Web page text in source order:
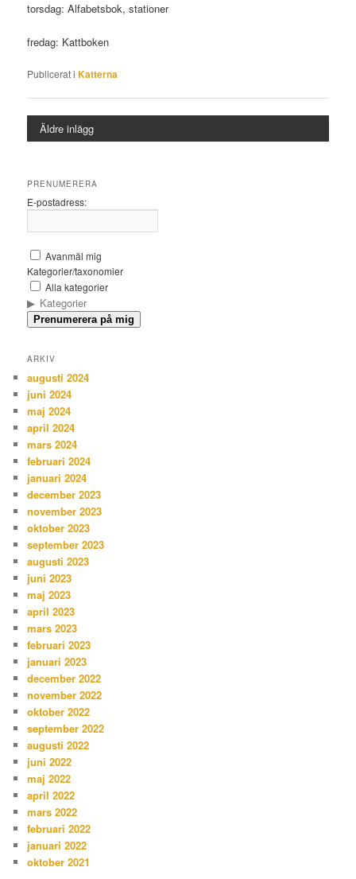
torsdag: Alfabetsbok, stationer
fredag: Kattboken
Publicerat i Katterna
Äldre inlägg
PRENUMERERA
E-postadress:
Avanmäl mig
Kategorier/taxonomier
Alla kategorier
Kategorier
Prenumerera på mig
ARKIV
augusti 2024
juni 2024
maj 2024
april 2024
mars 2024
februari 2024
januari 2024
december 2023
november 2023
oktober 2023
september 2023
augusti 2023
juni 2023
maj 2023
april 2023
mars 2023
februari 2023
januari 2023
december 2022
november 2022
oktober 2022
september 2022
augusti 2022
juni 2022
maj 2022
april 2022
mars 2022
februari 2022
januari 2022
oktober 2021